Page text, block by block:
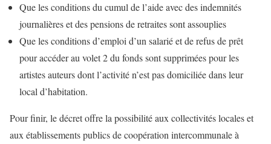
Que les conditions du cumul de l’aide avec des indemnités
journalières et des pensions de retraites sont assouplies
Que les conditions d’emploi d’un salarié et de refus de prêt
pour accéder au volet 2 du fonds sont supprimées pour les
artistes auteurs dont l’activité n’est pas domiciliée dans leur
local d’habitation.
Pour finir, le décret offre la possibilité aux collectivités locales et
aux établissements publics de coopération intercommunale à